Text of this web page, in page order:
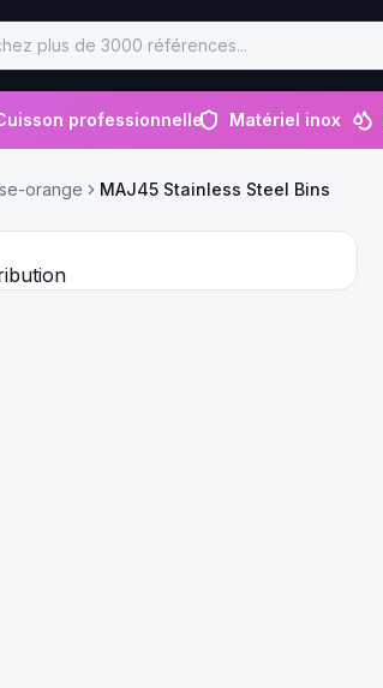
professionnelle Matériel inox
orange MAJ45 Stainless Steel Bins